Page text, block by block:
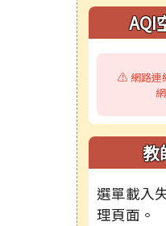
AQI
⚠️ 網路連
教
選單載入
理頁面。